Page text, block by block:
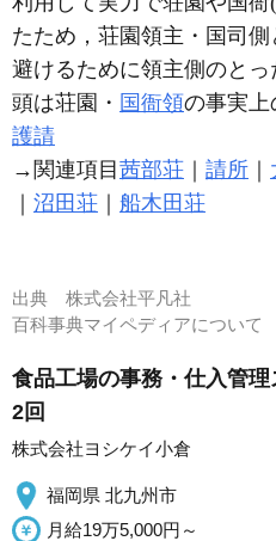
たため，荘園領主・国司
避けるために領主側のと
頭は荘園・ 国衙領の事実
護請
→関連項目 茜部荘 請所
沼田荘 船木田荘
出典 株式会社平凡社
百科事典マイペディアについ
食品工場の事務・仕入管
2回
株式会社ヨシケイ小倉
福岡県 北九州市
月給19万5,000円～